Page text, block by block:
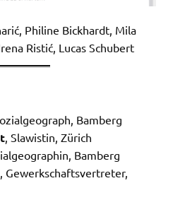
Philine Bickhardt, Mila
Ristić, Lucas Schubert
Bamberg
, Slawistin, Zürich
Bamberg
, Gewerkschaftsvertreter,